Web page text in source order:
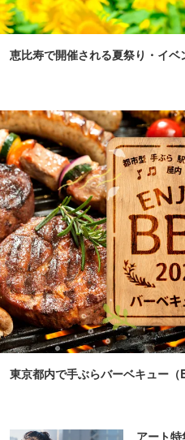
恵比寿で開催される夏祭り・イベ
東京都内で手ぶらバーベキュー
アート特